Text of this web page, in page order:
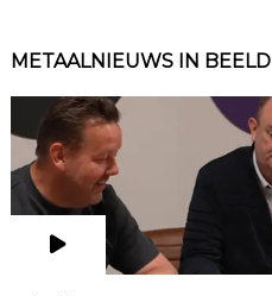
METAALNIEUWS IN BEELD